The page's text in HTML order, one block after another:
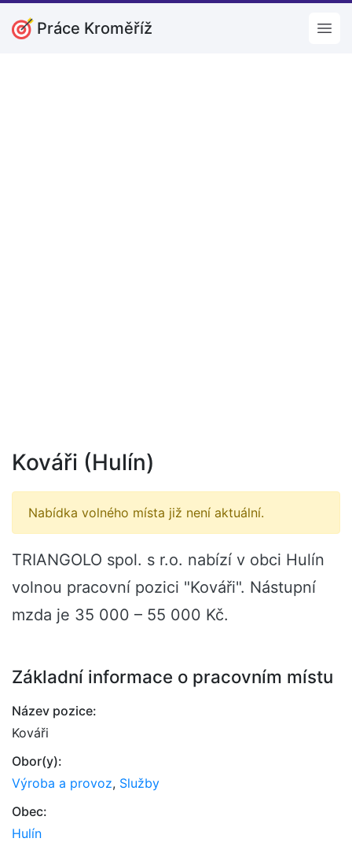
Práce Kroměříž
Kováři (Hulín)
Nabídka volného místa již není aktuální.
TRIANGOLO spol. s r.o. nabízí v obci Hulín
volnou pracovní pozici "Kováři". Nástupní
mzda je 35 000 – 55 000 Kč.
Základní informace o pracovním místu
Název pozice:
Kováři
Obor(y):
Výroba a provoz, Služby
Obec:
Hulín